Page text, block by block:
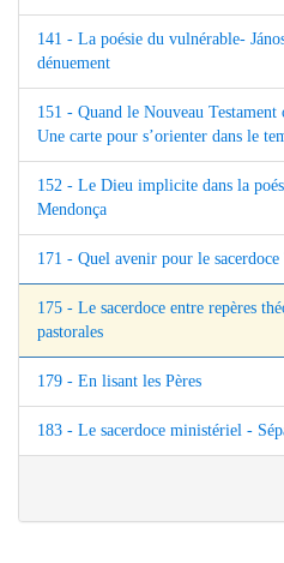
141 - La poésie du vulnérable-
dénuement
151 - Quand le Nouveau
Une carte pour s’orienter dans le
152 - Le Dieu implicite dans la
Mendonça
171 - Quel avenir pour le sacerdoce
175 - Le sacerdoce entre repères
pastorales
179 - En lisant les Pères
183 - Le sacerdoce ministériel -